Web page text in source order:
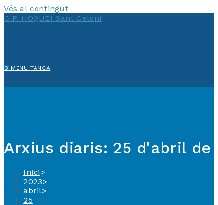
Vés al contingut
C.P. HOQUEI Sant Celoni
0 MENÚ TANCA
Arxius diaris: 25 d'abril de
Inici>
2023>
abril>
25